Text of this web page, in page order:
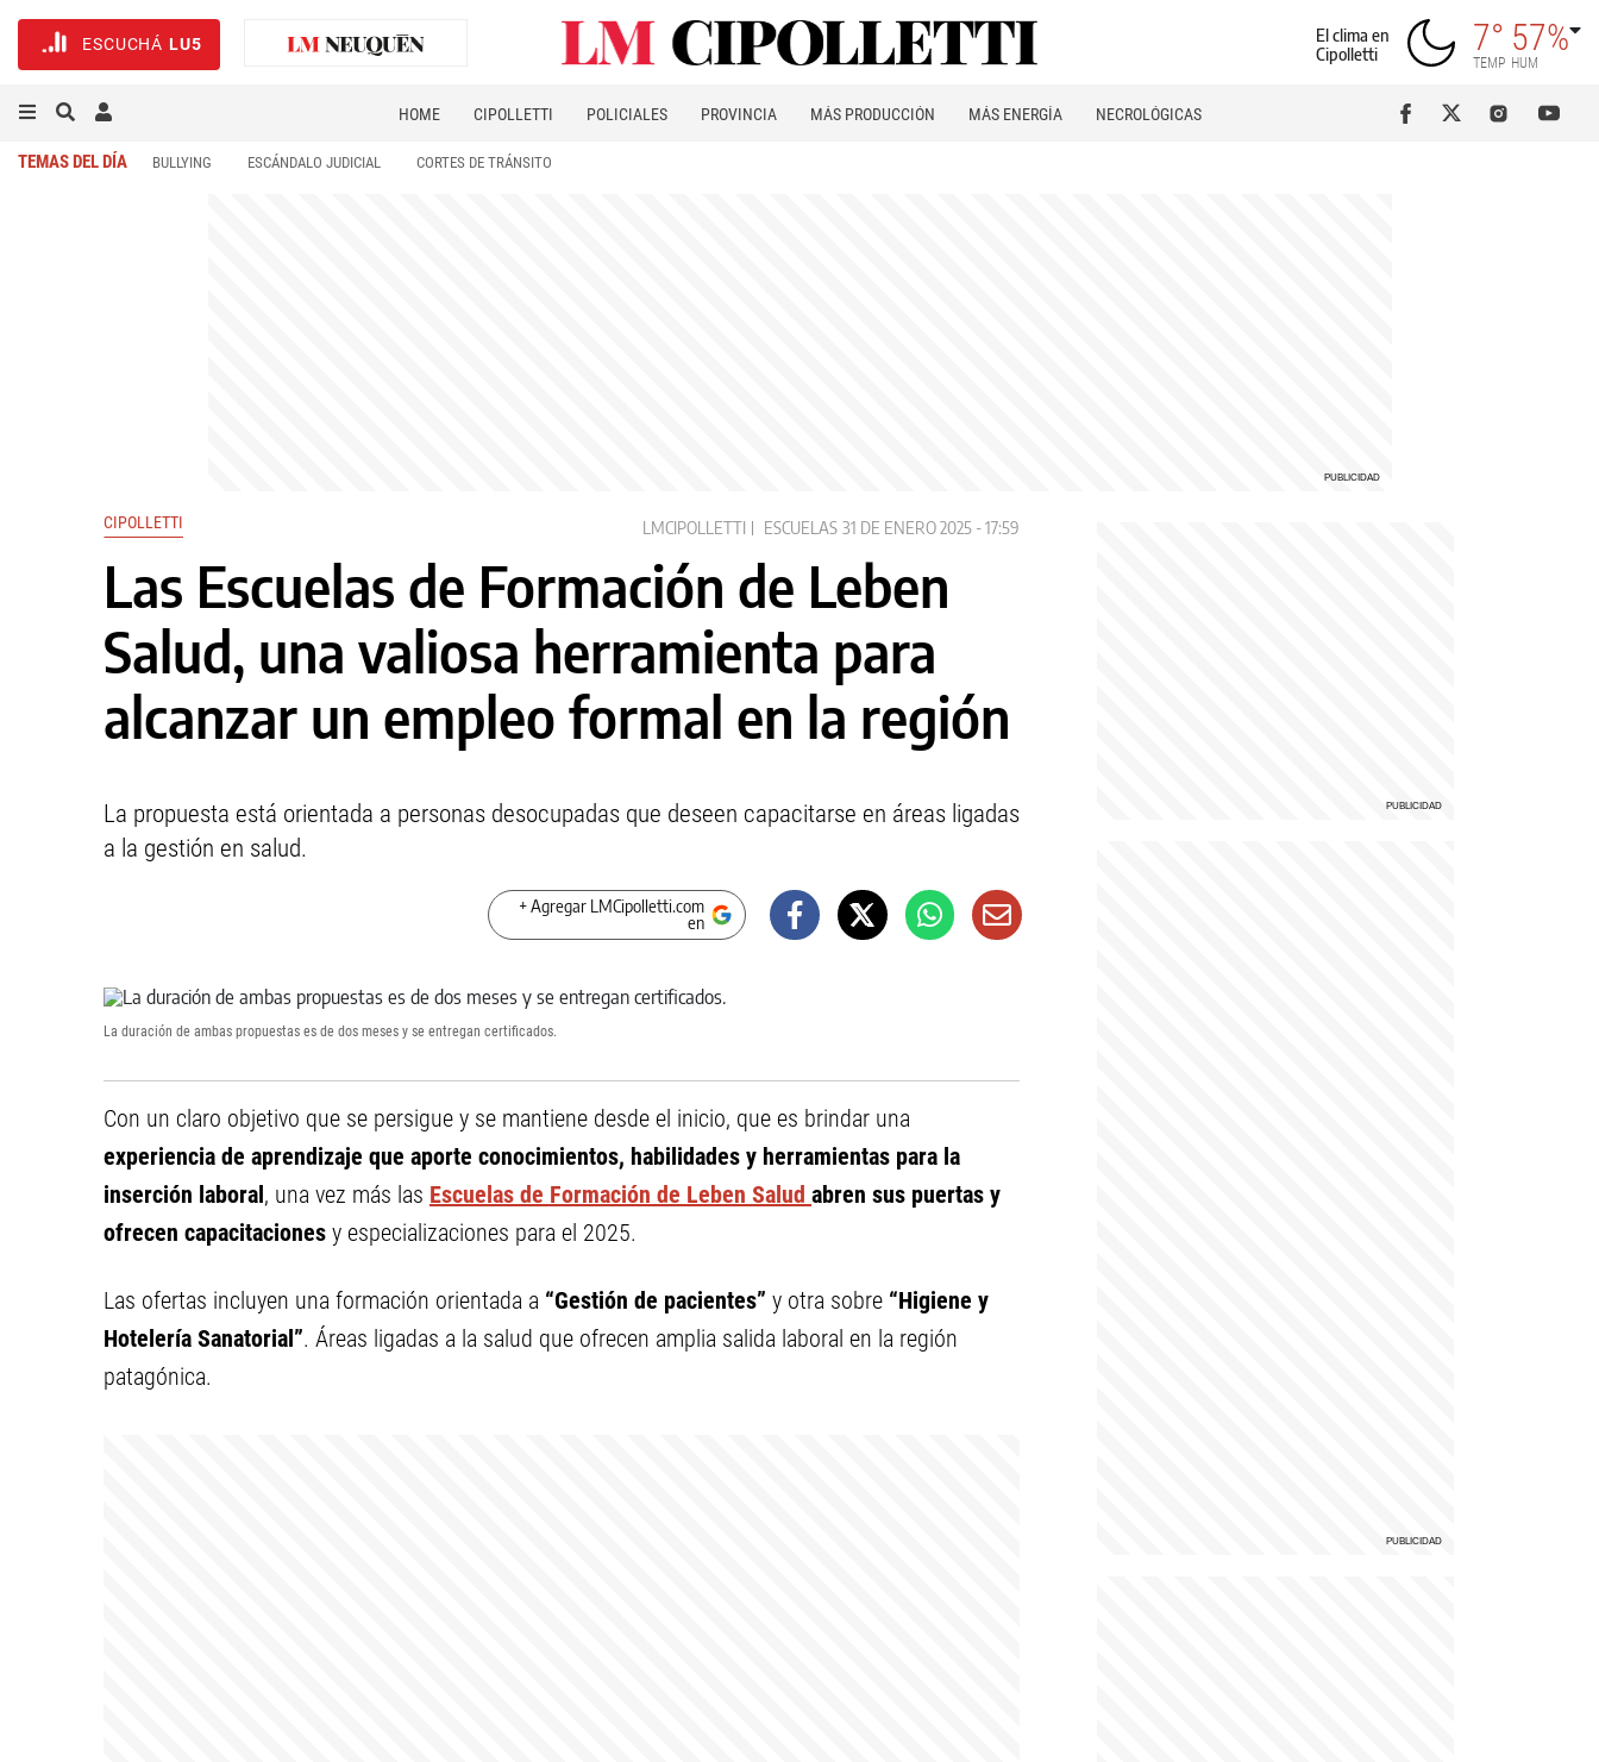
ESCUCHÁ LU5
El clima en
Cipolletti
7°
TEMP
57%
HUM
HOME CIPOLLETTI POLICIALES PROVINCIA MÁS PRODUCCIÓN MÁS ENERGÍA NECROLÓGICAS
TEMAS DEL DÍA BULLYING ESCÁNDALO JUDICIAL CORTES DE TRÁNSITO
CIPOLLETTI LMCIPOLLETTI ESCUELAS 31 DE ENERO 2025 - 17:59
Las Escuelas de Formación de Leben
Salud, una valiosa herramienta para
alcanzar un empleo formal en la región
La propuesta está orientada a personas desocupadas que deseen capacitarse en áreas ligadas
a la gestión en salud.
+ Agregar LMCipolletti.com
en
La duración de ambas propuestas es de dos meses y se entregan certificados.
Con un claro objetivo que se persigue y se mantiene desde el inicio, que es brindar una
experiencia de aprendizaje que aporte conocimientos, habilidades y herramientas para la
inserción laboral, una vez más las Escuelas de Formación de Leben Salud abren sus puertas y
ofrecen capacitaciones y especializaciones para el 2025.
Las ofertas incluyen una formación orientada a “Gestión de pacientes” y otra sobre “Higiene y
Hotelería Sanatorial”. Áreas ligadas a la salud que ofrecen amplia salida laboral en la región
patagónica.